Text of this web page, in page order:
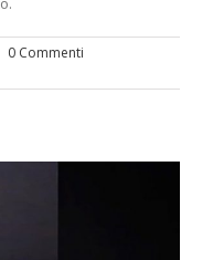
0 Commenti